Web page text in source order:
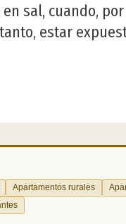
sal, cuando,
estar